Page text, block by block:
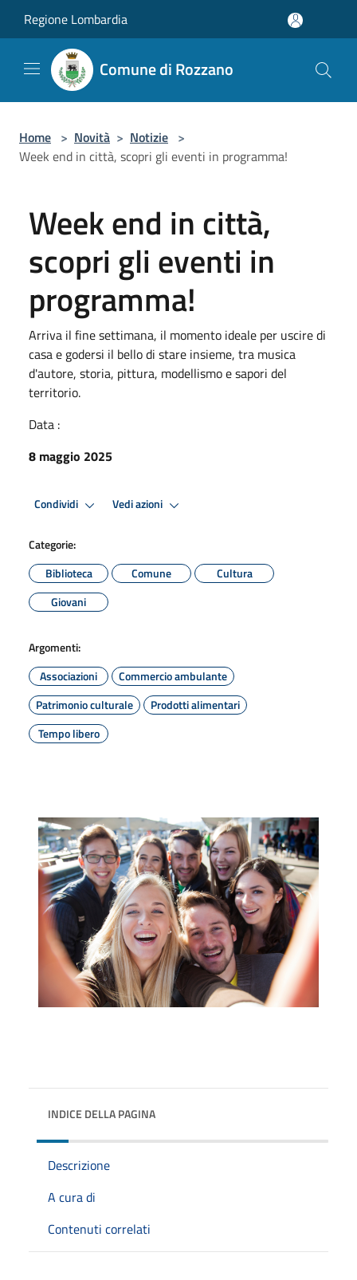
Regione Lombardia
Comune di Rozzano
Home > Novità > Notizie >
Week end in città, scopri gli eventi in programma!
Week end in città,
scopri gli eventi in
programma!
Arriva il fine settimana, il momento ideale per uscire di
casa e godersi il bello di stare insieme, tra musica
d'autore, storia, pittura, modellismo e sapori del
territorio.
Data :
8 maggio 2025
Condividi Vedi azioni
Categorie:
Biblioteca
Comune
Cultura
Giovani
Argomenti:
Associazioni
Commercio ambulante
Patrimonio culturale
Prodotti alimentari
Tempo libero
INDICE DELLA PAGINA
Descrizione
A cura di
Contenuti correlati